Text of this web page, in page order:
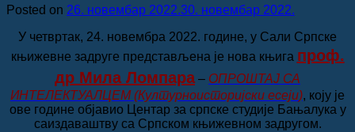
Posted on 26. новембар 2022.30. новембар 2022.
У четвртак, 24. новембра 2022. године, у Сали Српске
књижевне задруге представљена је нова књига проф.
др Мила Ломпара ‒ ОПРОШТАЈ СА
ИНТЕЛЕКТУАЛЦЕМ(Културноисторијски есеји), коју је
ове године објавио Центар за српске студије Бањалука у
саиздаваштву са Српском књижевном задругом.